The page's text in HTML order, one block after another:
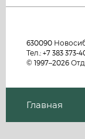
630090
Тел.: +7 383 373-
© 1997–2026
Главная